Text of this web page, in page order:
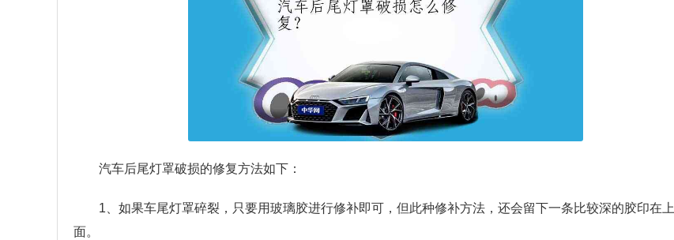
汽车后尾灯罩破损的修复方法如下：
1、如果车尾灯罩碎裂，只要用玻璃胶进行修补即可，但此种修补方法，还会留下一条比较深的胶印在上
面。